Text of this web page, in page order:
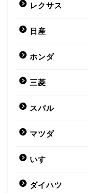
レクサス
日産
ホンダ
三菱
スバル
マツダ
いすゞ
ダイハツ